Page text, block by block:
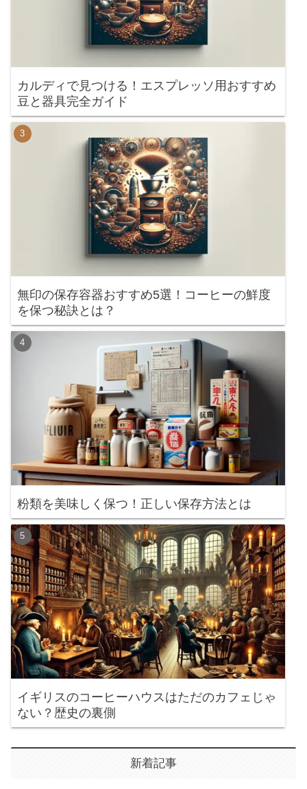
カルディで見つける！エスプレッソ用おすすめ
豆と器具完全ガイド
無印の保存容器おすすめ5選！コーヒーの鮮度
を保つ秘訣とは？
粉類を美味しく保つ！正しい保存方法とは
イギリスのコーヒーハウスはただのカフェじゃ
ない？歴史の裏側
新着記事